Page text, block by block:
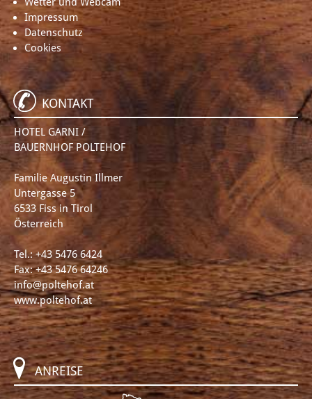
Impressum
Datenschutz
Cookies
KONTAKT
HOTEL GARNI /
BAUERNHOF POLTEHOF
Familie Augustin Illmer
Untergasse 5
6533 Fiss in Tirol
Österreich
Tel.:+43 5476 6424
Fax: +43 5476 64246
info@poltehof.at
www.poltehof.at
ANREISE